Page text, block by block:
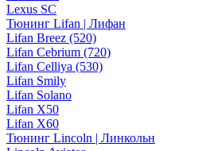
Lexus SC
Тюнинг Lifan | Лифан
Lifan Breez (520)
Lifan Cebrium (720)
Lifan Celliya (530)
Lifan Smily
Lifan Solano
Lifan X50
Lifan X60
Тюнинг Lincoln | Линкольн